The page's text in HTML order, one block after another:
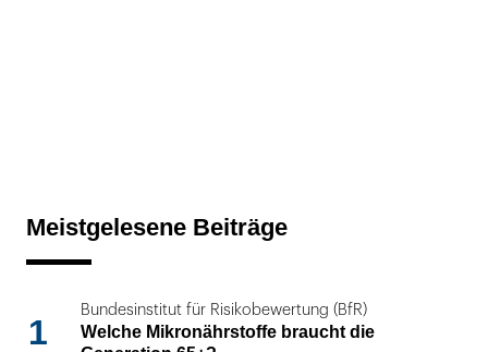
Meistgelesene Beiträge
1
Bundesinstitut für Risikobewertung (BfR)
Welche Mikronährstoffe braucht die